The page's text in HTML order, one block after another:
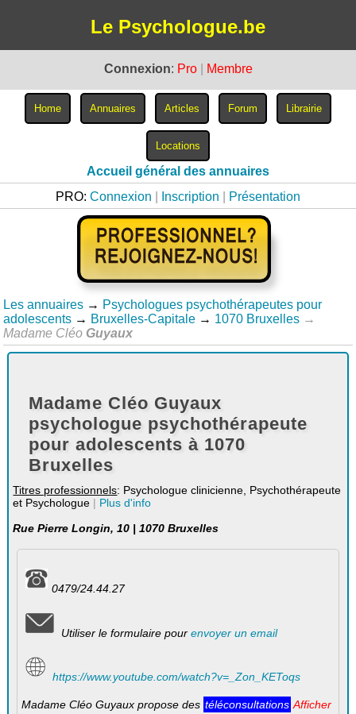
Le Psychologue.be
Connexion: Pro Membre
Accueil général des annuaires
PRO: Connexion Inscription Présentation
Les annuaires → Psychologues psychothérapeutes pour
adolescents → Bruxelles-Capitale → 1070 Bruxelles →
Madame Cléo Guyaux
Madame Cléo Guyaux
psychologue psychothérapeute
pour adolescents à 1070
Bruxelles
Titres professionnels: Psychologue clinicienne, Psychothérapeute
et Psychologue | Plus d'info
Rue Pierre Longin, 10 | 1070 Bruxelles
0479/24.44.27
Utiliser le formulaire pour envoyer un email
https://www.youtube.com/watch?v=_Zon_KEToqs
Madame Cléo Guyaux propose des téléconsultations Afficher